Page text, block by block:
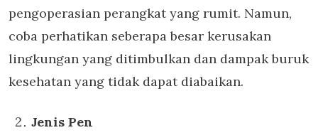
pengoperasian perangkat yang rumit. Namun,
coba perhatikan seberapa besar kerusakan
lingkungan yang ditimbulkan dan dampak buruk
kesehatan yang tidak dapat diabaikan.
Jenis Pen